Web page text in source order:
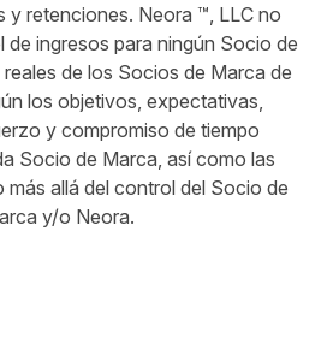
y retenciones. Neora ™, LLC no
de ingresos para ningún Socio de
de los Socios de Marca de
los objetivos, expectativas,
y compromiso de tiempo
Socio de Marca, así como las
allá del control del Socio de
y/o Neora.